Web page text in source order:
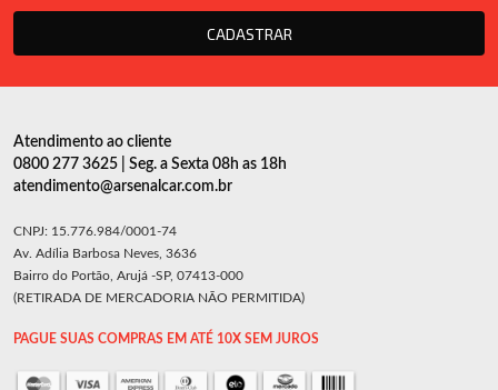
CADASTRAR
Atendimento ao cliente
0800 277 3625 | Seg. a Sexta 08h as 18h
atendimento@arsenalcar.com.br
CNPJ: 15.776.984/0001-74
Av. Adília Barbosa Neves, 3636
Bairro do Portão, Arujá -SP, 07413-000
(RETIRADA DE MERCADORIA NÃO PERMITIDA)
PAGUE SUAS COMPRAS EM ATÉ 10X SEM JUROS